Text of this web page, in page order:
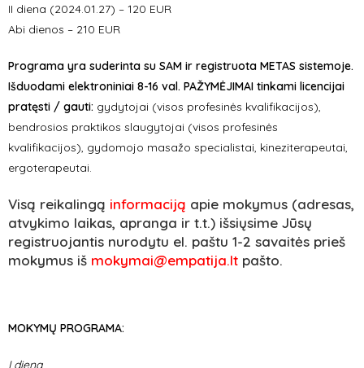
II diena (2024.01.27) – 120 EUR
Abi dienos – 210 EUR
Programa yra suderinta su SAM ir registruota METAS sistemoje.
Išduodami elektroniniai 8-16 val. PAŽYMĖJIMAI tinkami licencijai
pratęsti / gauti: gydytojai (visos profesinės kvalifikacijos),
bendrosios praktikos slaugytojai (visos profesinės
kvalifikacijos), gydomojo masažo specialistai, kineziterapeutai,
ergoterapeutai.
Visą reikalingą informaciją apie mokymus (adresas,
atvykimo laikas, apranga ir t.t.) išsiųsime Jūsų
registruojantis nurodytu el. paštu 1-2 savaitės prieš
mokymus iš mokymai@empatija.lt pašto.
MOKYMŲ PROGRAMA:
I diena